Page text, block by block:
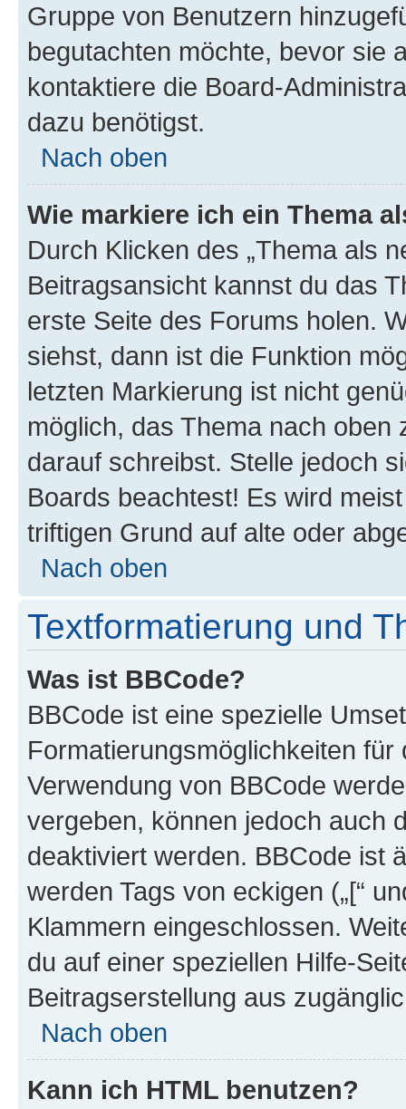
Gruppe von Benutzern
begutachten möchte, bevor sie
kontaktiere die Board-
dazu benötigst.
Nach oben
Wie markiere ich ein Thema
Durch Klicken des „Thema als
Beitragsansicht kannst du das
erste Seite des Forums holen.
siehst, dann ist die Funktion
letzten Markierung ist nicht
möglich, das Thema nach oben
darauf schreibst. Stelle jedoch
Boards beachtest! Es wird
triftigen Grund auf alte oder
Nach oben
Textformatierung und
Was ist BBCode?
BBCode ist eine spezielle
Formatierungsmöglichkeiten
Verwendung von BBCode
vergeben, können jedoch auch
deaktiviert werden. BBCode ist
werden Tags von eckigen („[“
Klammern eingeschlossen.
du auf einer speziellen Hilfe-
Beitragserstellung aus
Nach oben
Kann ich HTML benutzen?